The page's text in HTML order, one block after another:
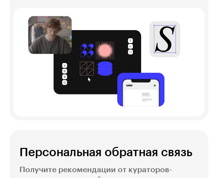
Персональная обратная связь
Получите рекомендации от кураторов-